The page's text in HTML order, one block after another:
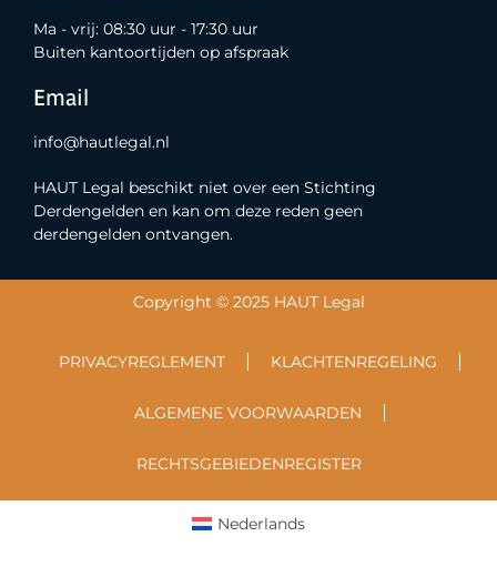
Ma - vrij: 08:30 uur - 17:30 uur
Buiten kantoortijden op afspraak
Email
info@hautlegal.nl
HAUT Legal beschikt niet over een Stichting
Derdengelden en kan om deze reden geen
derdengelden ontvangen.
Copyright © 2025 HAUT Legal
PRIVACYREGLEMENT KLACHTENREGELING
ALGEMENE VOORWAARDEN
RECHTSGEBIEDENREGISTER
Nederlands